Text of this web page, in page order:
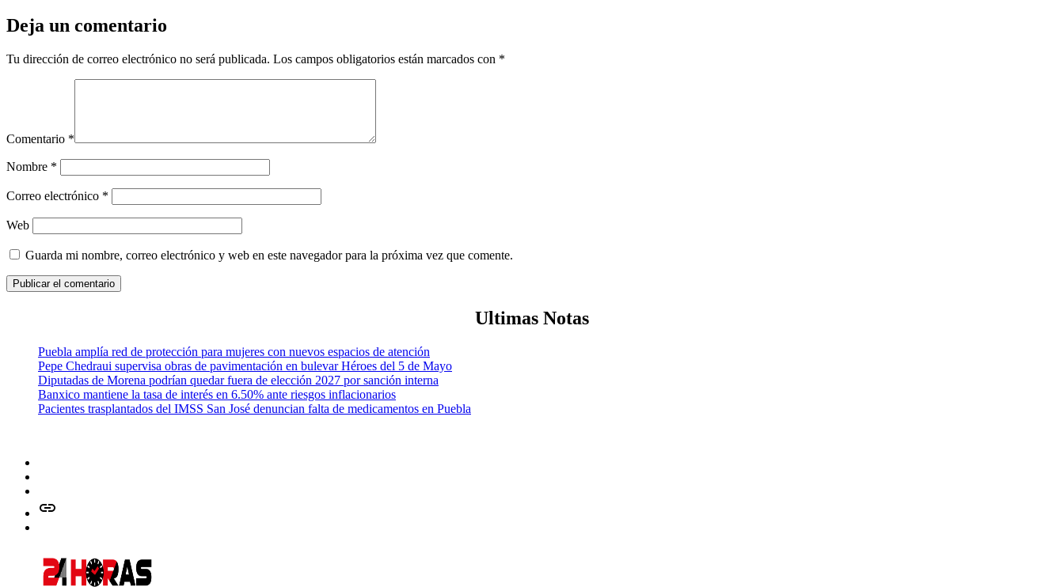
Deja un comentario
Tu dirección de correo electrónico no será publicada. Los campos obligatorios están marcados con *
Comentario *
Nombre *
Correo electrónico *
Web
Guarda mi nombre, correo electrónico y web en este navegador para la próxima vez que comente.
Ultimas Notas
Puebla amplía red de protección para mujeres con nuevos espacios de atención
Pepe Chedraui supervisa obras de pavimentación en bulevar Héroes del 5 de Mayo
Diputadas de Morena podrían quedar fuera de elección 2027 por sanción interna
Banxico mantiene la tasa de interés en 6.50% ante riesgos inflacionarios
Pacientes trasplantados del IMSS San José denuncian falta de medicamentos en Puebla
issuu